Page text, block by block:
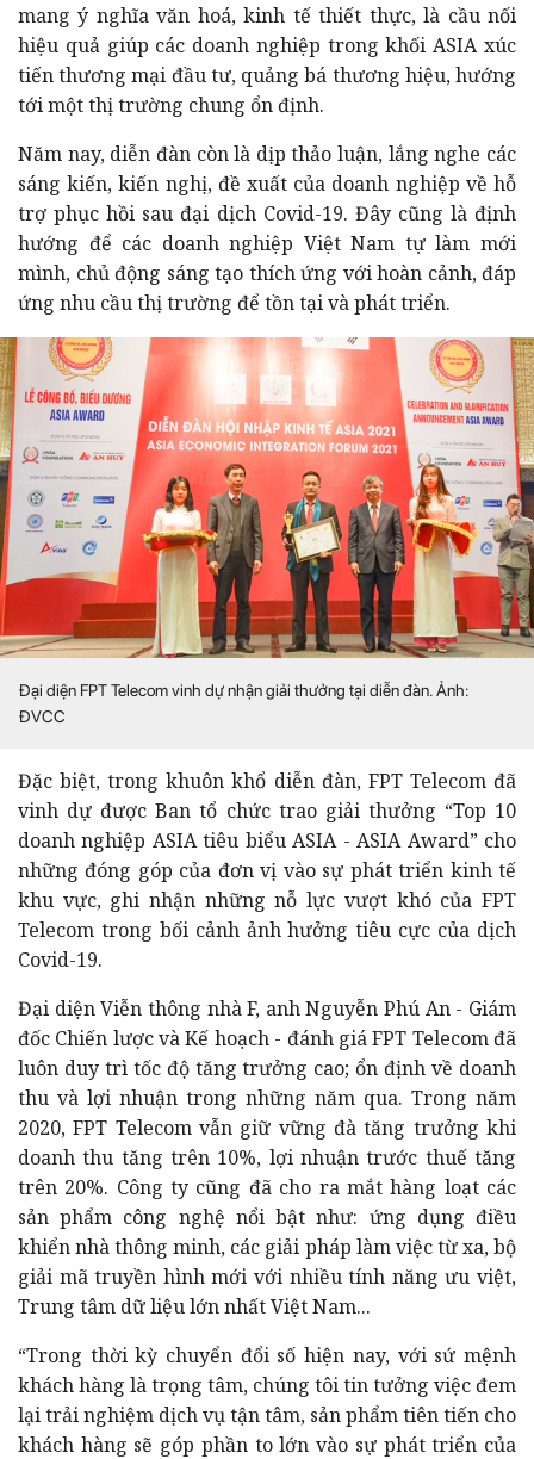
mang ý nghĩa văn hoá, kinh tế thiết thực, là cầu nối
hiệu quả giúp các doanh nghiệp trong khối ASIA xúc
tiến thương mại đầu tư, quảng bá thương hiệu, hướng
tới một thị trường chung ổn định.
Năm nay, diễn đàn còn là dịp thảo luận, lắng nghe các
sáng kiến, kiến nghị, đề xuất của doanh nghiệp về hỗ
trợ phục hồi sau đại dịch Covid-19. Đây cũng là định
hướng để các doanh nghiệp Việt Nam tự làm mới
mình, chủ động sáng tạo thích ứng với hoàn cảnh, đáp
ứng nhu cầu thị trường để tồn tại và phát triển.
Đại diện FPT Telecom vinh dự nhận giải thưởng tại diễn đàn. Ảnh:
ĐVCC
Đặc biệt, trong khuôn khổ diễn đàn, FPT Telecom đã
vinh dự được Ban tổ chức trao giải thưởng “Top 10
doanh nghiệp ASIA tiêu biểu ASIA - ASIA Award” cho
những đóng góp của đơn vị vào sự phát triển kinh tế
khu vực, ghi nhận những nỗ lực vượt khó của FPT
Telecom trong bối cảnh ảnh hưởng tiêu cực của dịch
Covid-19.
Đại diện Viễn thông nhà F, anh Nguyễn Phú An - Giám
đốc Chiến lược và Kế hoạch - đánh giá FPT Telecom đã
luôn duy trì tốc độ tăng trưởng cao; ổn định về doanh
thu và lợi nhuận trong những năm qua. Trong năm
2020, FPT Telecom vẫn giữ vững đà tăng trưởng khi
doanh thu tăng trên 10%, lợi nhuận trước thuế tăng
trên 20%. Công ty cũng đã cho ra mắt hàng loạt các
sản phẩm công nghệ nổi bật như: ứng dụng điều
khiển nhà thông minh, các giải pháp làm việc từ xa, bộ
giải mã truyền hình mới với nhiều tính năng ưu việt,
Trung tâm dữ liệu lớn nhất Việt Nam...
“Trong thời kỳ chuyển đổi số hiện nay, với sứ mệnh
khách hàng là trọng tâm, chúng tôi tin tưởng việc đem
lại trải nghiệm dịch vụ tận tâm, sản phẩm tiên tiến cho
khách hàng sẽ góp phần to lớn vào sự phát triển của